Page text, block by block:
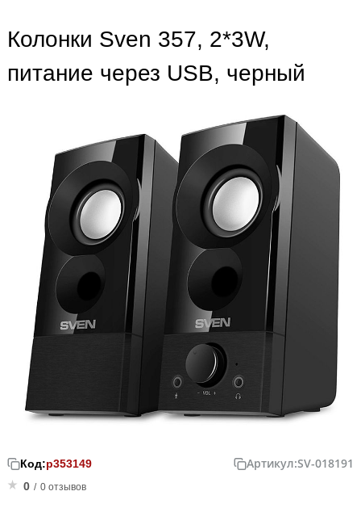
Колонки Sven 357, 2*3W,
питание через USB, черный
Код:р353149 Артикул:SV-018191
0 / 0 отзывов